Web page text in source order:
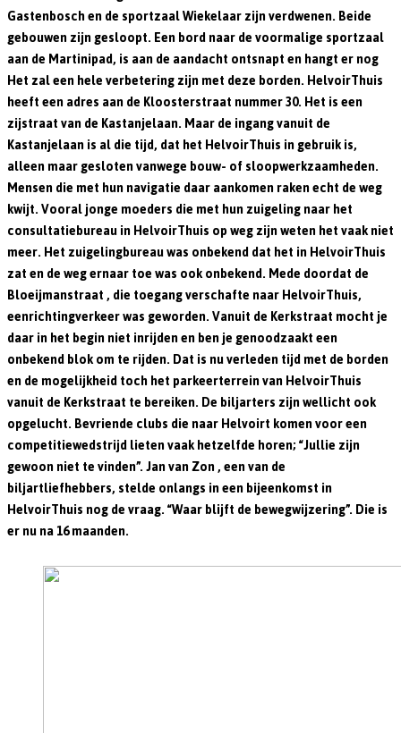
Gastenbosch en de sportzaal Wiekelaar zijn verdwenen. Beide
gebouwen zijn gesloopt. Een bord naar de voormalige sportzaal
aan de Martinipad, is aan de aandacht ontsnapt en hangt er nog
Het zal een hele verbetering zijn met deze borden. HelvoirThuis
heeft een adres aan de Kloosterstraat nummer 30. Het is een
zijstraat van de Kastanjelaan. Maar de ingang vanuit de
Kastanjelaan is al die tijd, dat het HelvoirThuis in gebruik is,
alleen maar gesloten vanwege bouw- of sloopwerkzaamheden.
Mensen die met hun navigatie daar aankomen raken echt de weg
kwijt. Vooral jonge moeders die met hun zuigeling naar het
consultatiebureau in HelvoirThuis op weg zijn weten het vaak niet
meer. Het zuigelingbureau was onbekend dat het in HelvoirThuis
zat en de weg ernaar toe was ook onbekend. Mede doordat de
Bloeijmanstraat , die toegang verschafte naar HelvoirThuis,
eenrichtingverkeer was geworden. Vanuit de Kerkstraat mocht je
daar in het begin niet inrijden en ben je genoodzaakt een
onbekend blok om te rijden. Dat is nu verleden tijd met de borden
en de mogelijkheid toch het parkeerterrein van HelvoirThuis
vanuit de Kerkstraat te bereiken. De biljarters zijn wellicht ook
opgelucht. Bevriende clubs die naar Helvoirt komen voor een
competitiewedstrijd lieten vaak hetzelfde horen; “Jullie zijn
gewoon niet te vinden”. Jan van Zon , een van de
biljartliefhebbers, stelde onlangs in een bijeenkomst in
HelvoirThuis nog de vraag. “Waar blijft de bewegwijzering”. Die is
er nu na 16 maanden.